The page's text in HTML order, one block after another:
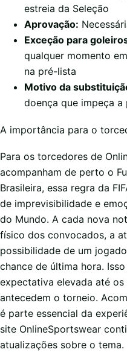
estreia da Seleção
Aprovação:
Exceção para
qualquer momento
na pré-lista
Motivo da
doença que impeça
A importância para o
Para os torcedores de
acompanham de perto o
Brasileira, essa regra da
de imprevisibilidade e
do Mundo. A cada nova
físico dos convocados, a
possibilidade de um
chance de última hora.
expectativa elevada até
antecedem o torneio.
é parte essencial da
site OnlineSportswear
atualizações sobre o tema.